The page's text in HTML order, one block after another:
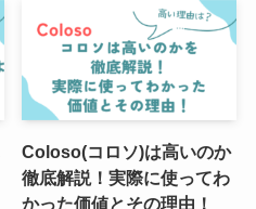
Coloso(コロソ)は高いのか
徹底解説！実際に使ってわ
かった価値とその理由！